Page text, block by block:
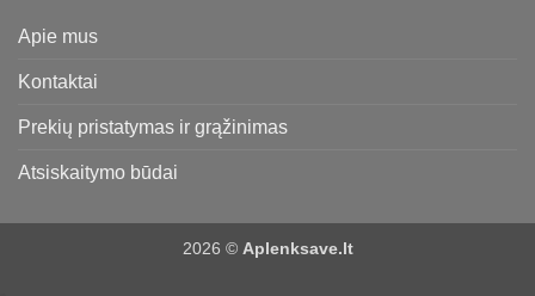
Apie mus
Kontaktai
Prekių pristatymas ir grąžinimas
Atsiskaitymo būdai
2026 © Aplenksave.lt